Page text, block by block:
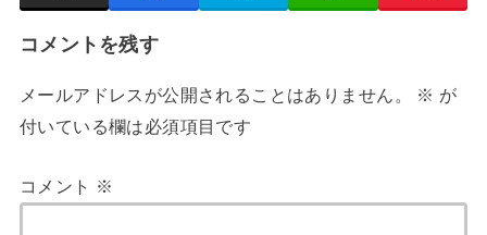
コメントを残す
メールアドレスが公開されることはありません。 ※ が
付いている欄は必須項目です
コメント ※